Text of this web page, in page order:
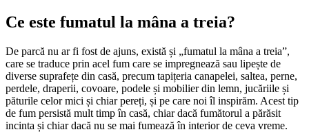
Ce este fumatul la mâna a treia?
De parcă nu ar fi fost de ajuns, există și „fumatul la mâna a treia”,
care se traduce prin acel fum care se impregnează sau lipește de
diverse suprafețe din casă, precum tapițeria canapelei, saltea, perne,
perdele, draperii, covoare, podele și mobilier din lemn, jucăriile și
păturile celor mici și chiar pereți, și pe care noi îl inspirăm. Acest tip
de fum persistă mult timp în casă, chiar dacă fumătorul a părăsit
incinta și chiar dacă nu se mai fumează în interior de ceva vreme.